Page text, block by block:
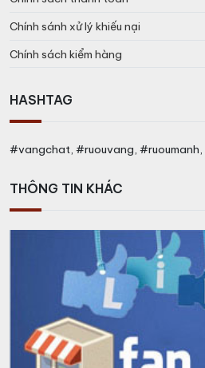
Chính sánh xử lý khiếu nại
Chính sách kiểm hàng
HASHTAG
#vangchat, #ruouvang,
THÔNG TIN KHÁC